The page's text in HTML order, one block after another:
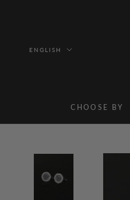
CHOOSE BY
Language
ENGLISH